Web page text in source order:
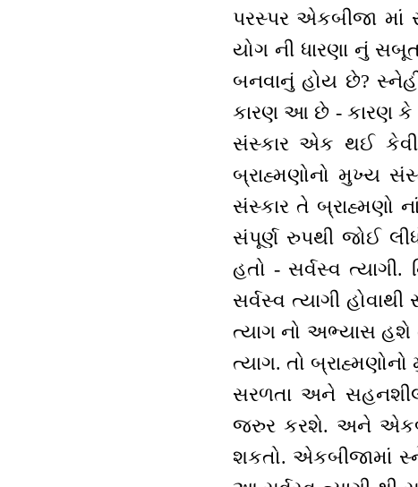
પરસ્પર એકબીજા માં
યોગ ની ધારણા નું
બનવાનું હોય છે?
કારણ આ છે - કારણ કે
સંસ્કાર એક થઈ કેવી
બ્રાહ્મણોનો મુખ્ય
સંસ્કાર તે બ્રાહ્મણો
સંપૂર્ણ રુપથી જોઈ
હતો - સર્વસ્વ
સર્વસ્વ ત્યાગી
ત્યાગ નો અભ્યાસ હશે
ત્યાગ. તો
સરળતા અને
જરુર કરશે. અને
શકતો. એકબીજામાં